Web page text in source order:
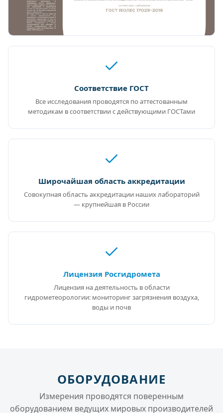
Соответствие ГОСТ
Все исследования проводятся по аттестованным
методикам в соответствии с действующими ГОСТами
Широчайшая область аккредитации
Совокупная область аккредитации наших лабораторий
— крупнейшая в России
Лицензия Росгидромета
Лицензия на деятельность в области
гидрометеорологии: мониторинг загрязнения воздуха,
воды и почв
ОБОРУДОВАНИЕ
Измерения проводятся поверенным
оборудованием ведущих мировых производителей